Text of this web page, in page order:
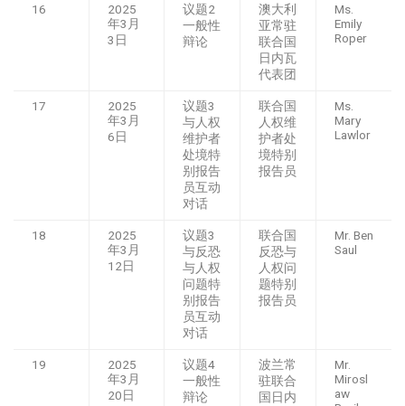
16
2025
年3月
3日
议题2
一般性
辩论
澳大利
亚常驻
联合国
日内瓦
代表团
Ms.
Emily
Roper
17
2025
年3月
6日
议题3
与人权
维护者
处境特
别报告
员互动
对话
联合国
人权维
护者处
境特别
报告员
Ms.
Mary
Lawlor
18
2025
年3月
12日
议题3
与反恐
与人权
问题特
别报告
员互动
对话
联合国
反恐与
人权问
题特别
报告员
Mr. Ben
Saul
19
2025
年3月
20日
议题4
一般性
辩论
波兰常
驻联合
国日内
Mr.
Mirosl
aw